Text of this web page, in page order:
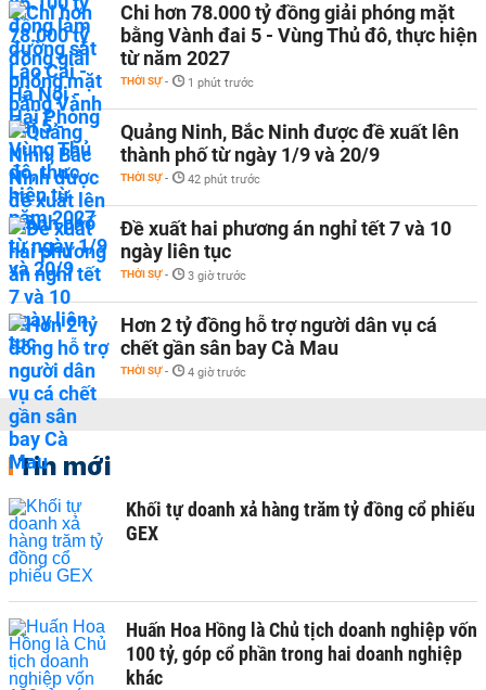
Chi hơn 78.000 tỷ đồng giải phóng mặt
bằng Vành đai 5 - Vùng Thủ đô, thực hiện
từ năm 2027
THỜI SỰ - 1 phút trước
Quảng Ninh, Bắc Ninh được đề xuất lên
thành phố từ ngày 1/9 và 20/9
THỜI SỰ - 42 phút trước
Đề xuất hai phương án nghỉ tết 7 và 10
ngày liên tục
THỜI SỰ - 3 giờ trước
Hơn 2 tỷ đồng hỗ trợ người dân vụ cá
chết gần sân bay Cà Mau
THỜI SỰ - 4 giờ trước
Tin mới
Khối tự doanh xả hàng trăm tỷ đồng cổ phiếu
GEX
Huấn Hoa Hồng là Chủ tịch doanh nghiệp vốn
100 tỷ, góp cổ phần trong hai doanh nghiệp
khác